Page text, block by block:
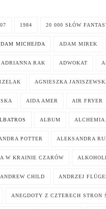
1984 20 000 SŁÓW
MICHEJDA ADAM MIREK
ADRIANNA RAK ADWOKAT
AGNIESZKA
AIDA AMER AIR FRYER
ALBUM
POTTER ALEKSANDRA
W KRAINIE CZARÓW
ANDREW CHILD ANDRZEJ
ANEGDOTY Z CZTERECH STRON